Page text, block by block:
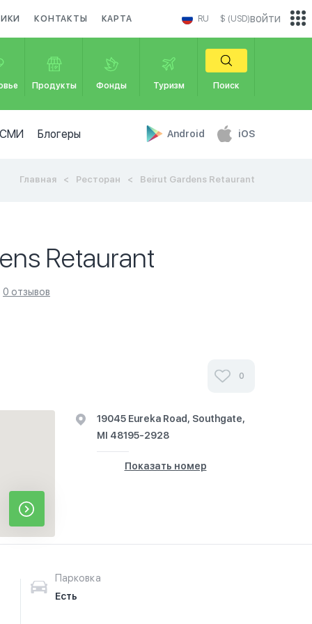
КОНТАКТЫ КАРТА RU $ (USD)
Продукты Фонды Туризм Поиск
СМИ Блогеры Android iOS
войти
Главная Ресторан Beirut Gardens Retaurant
Retaurant
0 отзывов
0
19045 Eureka Road, Southgate,
MI 48195-2928
Показать номер
Парковка
Есть